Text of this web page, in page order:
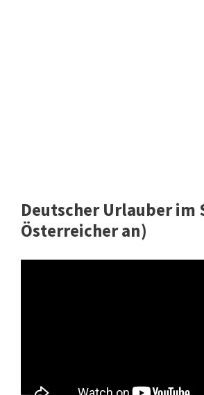
Deutscher Urlauber im
Österreicher an)